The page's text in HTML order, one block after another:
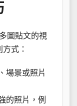
圖貼文的視
式：
場景或照片
的照片，例